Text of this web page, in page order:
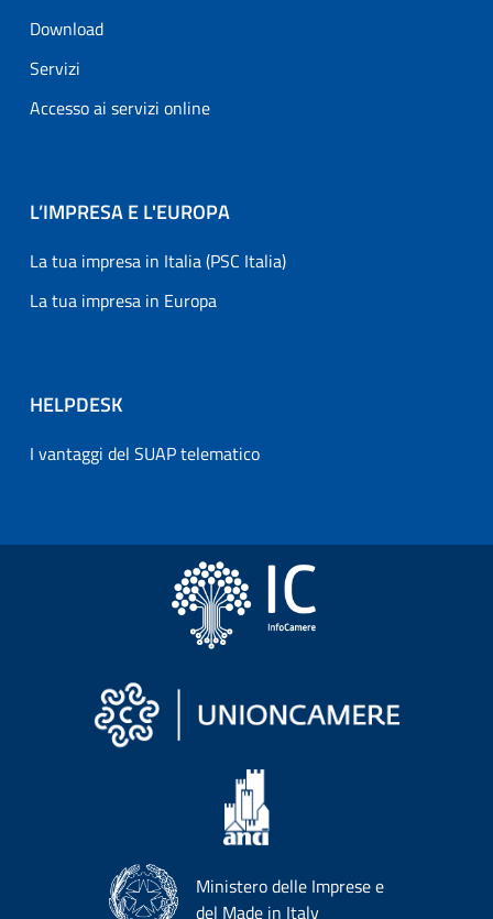
Download
Servizi
Accesso ai servizi online
L’IMPRESA E L'EUROPA
La tua impresa in Italia (PSC Italia)
La tua impresa in Europa
HELPDESK
I vantaggi del SUAP telematico
Ministero delle Imprese e
del Made in Italy